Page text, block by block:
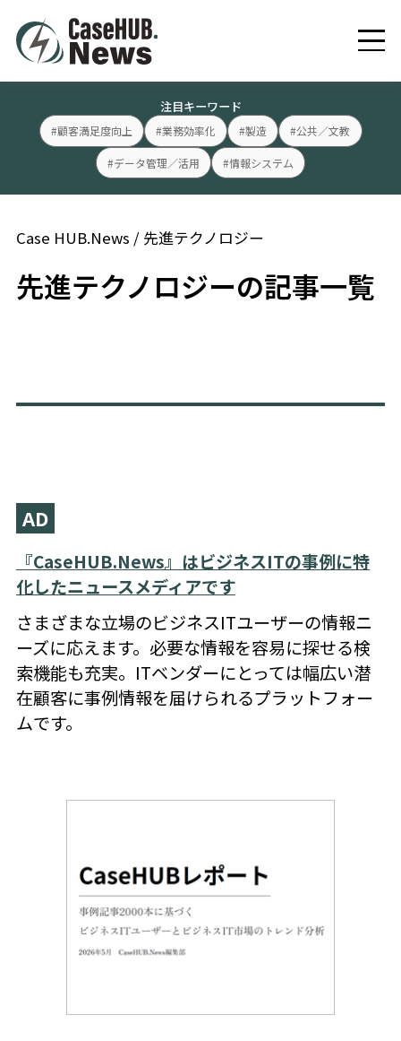
注目キーワード
#顧客満足度向上 #業務効率化 #製造 #公共／文教
#データ管理／活用 #情報システム
Case HUB.News / 先進テクノロジー
先進テクノロジーの記事一覧
AD
『CaseHUB.News』はビジネスITの事例に特
化したニュースメディアです
さまざまな立場のビジネスITユーザーの情報ニ
ーズに応えます。必要な情報を容易に探せる検
索機能も充実。ITベンダーにとっては幅広い潜
在顧客に事例情報を届けられるプラットフォー
ムです。